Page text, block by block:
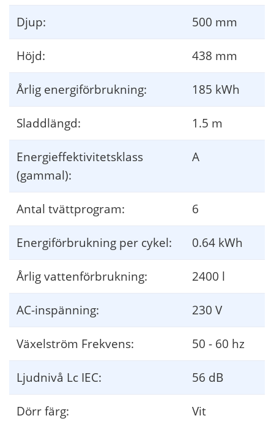
Djup: 500 mm
Höjd: 438 mm
Årlig energiförbrukning: 185 kWh
Sladdlängd: 1.5 m
Energieffektivitetsklass
(gammal):
A
Antal tvättprogram: 6
Energiförbrukning per cykel: 0.64 kWh
Årlig vattenförbrukning: 2400 l
AC-inspänning: 230 V
Växelström Frekvens: 50 - 60 hz
Ljudnivå Lc IEC: 56 dB
Dörr färg: Vit